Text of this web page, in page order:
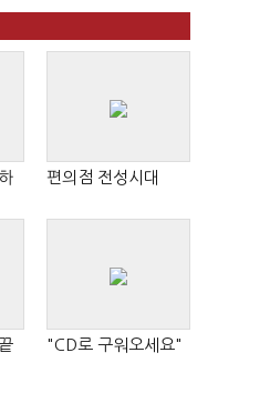
편의점 전성시대
"CD로 구워오세요"